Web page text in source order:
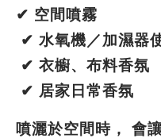
✔ 空間噴霧
✔ 水氧機／加濕器
✔ 衣櫥、布料香氛
✔ 居家日常香氛
噴灑於空間時， 會